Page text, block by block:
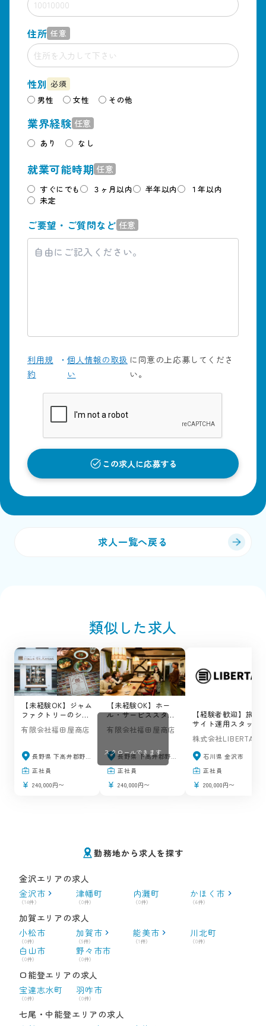
住所 任意
性別 必須
男性
女性 その他
業界経験 任意
あり なし
就業可能時期 任意
すぐにでも ３ヶ月以内 半年以内
１年以内
未定
ご要望・ご質問など 任意
利用規
約
・個人情報の取扱
い
に同意の上応募してくださ
い。
この求人に応募する
求人一覧へ戻る
類似した求人
【未経験OK】ジャム
ファクトリーのショ
ップ＆カフェの求人
/ ハウスサンアント
有限会社福田屋商店
正社員
240,000円〜
【未経験OK】ホー
ル・サービススタッ
ンアントン（野沢温
有限会社福田屋商店
正社員
240,000円〜
【経験者歓迎】旅行
サイト運用スタッフ
LIBERTA（金沢市）
株式会社LIBERTA
石川県 金沢市
正社員
200,000円〜
スクロールできます
勤務地から求人を探す
金沢エリアの求人
金沢市
（14件）
津幡町
（0件）
内灘町
（0件）
かほく市
（6件）
加賀エリアの求人
小松市
（0件）
加賀市
（5件）
能美市
（1件）
川北町
（0件）
白山市
（0件）
野々市市
（0件）
口能登エリアの求人
宝達志水町
（0件）
羽咋市
（0件）
七尾・中能登エリアの求人